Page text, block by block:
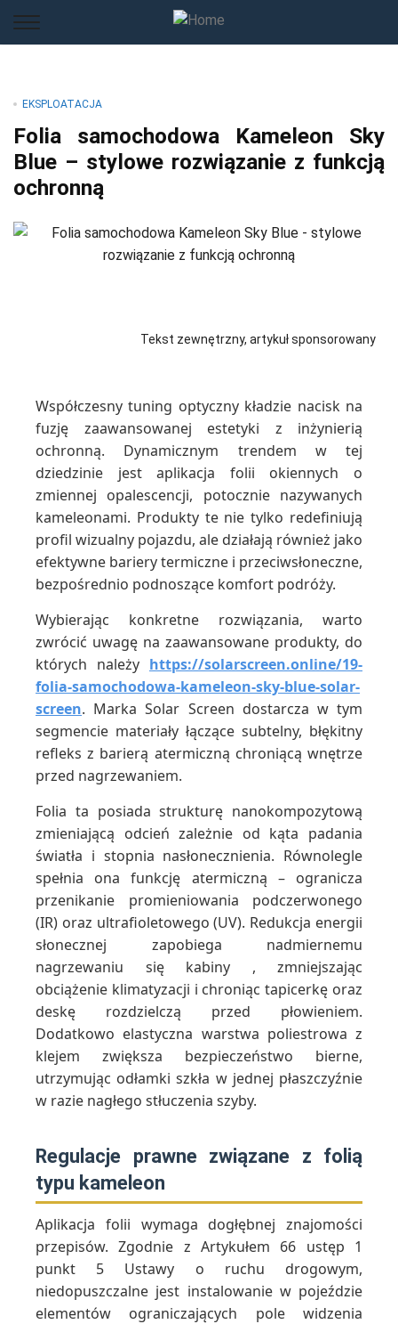
EKSPLOATACJA
Folia samochodowa Kameleon Sky
Blue – stylowe rozwiązanie z funkcją
ochronną
Tekst zewnętrzny, artykuł sponsorowany
Współczesny tuning optyczny kładzie nacisk na
fuzję zaawansowanej estetyki z inżynierią
ochronną. Dynamicznym trendem w tej
dziedzinie jest aplikacja folii okiennych o
zmiennej opalescencji, potocznie nazywanych
kameleonami. Produkty te nie tylko redefiniują
profil wizualny pojazdu, ale działają również jako
efektywne bariery termiczne i przeciwsłoneczne,
bezpośrednio podnoszące komfort podróży.
Wybierając konkretne rozwiązania, warto
zwrócić uwagę na zaawansowane produkty, do
których należy https://solarscreen.online/19-
folia-samochodowa-kameleon-sky-blue-solar-
screen. Marka Solar Screen dostarcza w tym
segmencie materiały łączące subtelny, błękitny
refleks z barierą atermiczną chroniącą wnętrze
przed nagrzewaniem.
Folia ta posiada strukturę nanokompozytową
zmieniającą odcień zależnie od kąta padania
światła i stopnia nasłonecznienia. Równolegle
spełnia ona funkcję atermiczną – ogranicza
przenikanie promieniowania podczerwonego
(IR) oraz ultrafioletowego (UV). Redukcja energii
słonecznej zapobiega nadmiernemu
nagrzewaniu się kabiny , zmniejszając
obciążenie klimatyzacji i chroniąc tapicerkę oraz
deskę rozdzielczą przed płowieniem.
Dodatkowo elastyczna warstwa poliestrowa z
klejem zwiększa bezpieczeństwo bierne,
utrzymując odłamki szkła w jednej płaszczyźnie
w razie nagłego stłuczenia szyby.
Regulacje prawne związane z folią
typu kameleon
Aplikacja folii wymaga dogłębnej znajomości
przepisów. Zgodnie z Artykułem 66 ustęp 1
punkt 5 Ustawy o ruchu drogowym,
niedopuszczalne jest instalowanie w pojeździe
elementów ograniczających pole widzenia